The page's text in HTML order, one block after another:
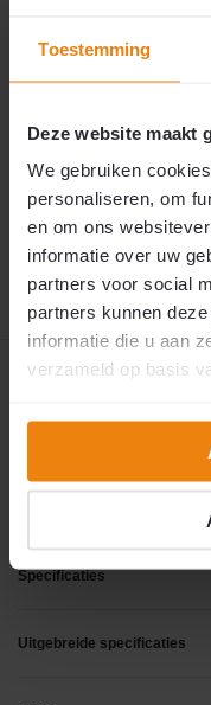
Toestemming
Deze website maakt
We gebruiken
personaliseren, om
en om ons
informatie over uw
partners voor social
partners kunnen
informatie die u aan
verzameld op basis
Soort rails*
€ 53,50 ✅Snelle
Dit
🚚
Productomschrijving
Specificaties
Uitgebreide specificaties